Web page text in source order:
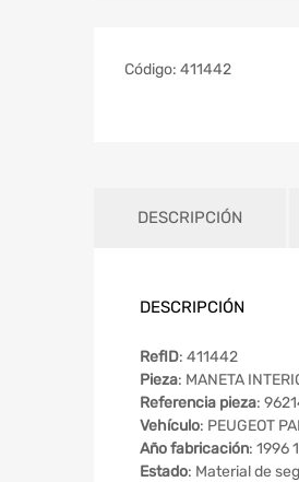
Código: 411442
DESCRIPCIÓN
DESCRIPCIÓN
RefID: 411442
Pieza: MANETA
Referencia pieza:
Vehículo: PEUGEOT
Año fabricación: 1996
Estado: Material de